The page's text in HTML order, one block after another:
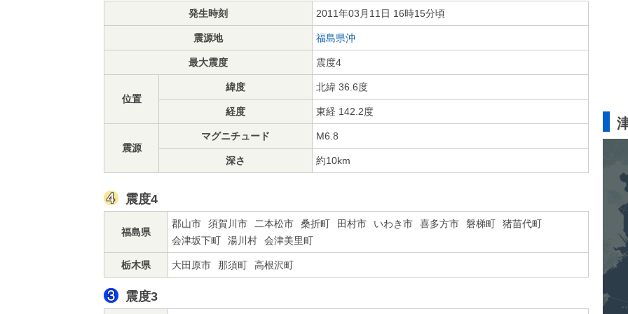
発生時刻 2011年03月11日 16時15分頃
震源地 福島県沖
最大震度 震度4
位置
緯度 北緯 36.6度
経度 東経 142.2度
震源
マグニチュード M6.8
深さ 約10km
震度4
福島県
郡山市 須賀川市 二本松市 桑折町 田村市 いわき市 喜多方市 磐梯町
猪苗代町
会津坂下町
湯川村 会津美里町
栃木県 大田原市 那須町 高根沢町
震度3